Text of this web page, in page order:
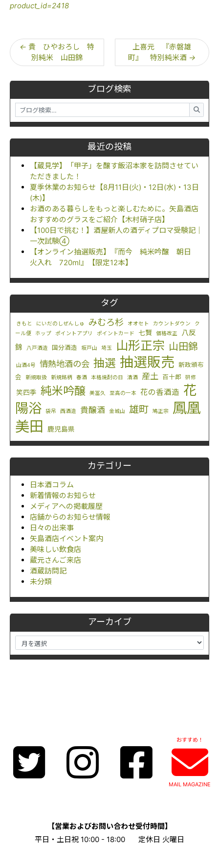
ブログ検索
最近の投稿
【蔵見学】「甲子」を醸す飯沼本家を訪問させてい
ただきました！
夏季休業のお知らせ【8月11日(火)・12日(水)・13日
(木)】
お酒のある暮らしをもっと楽しむために。矢島酒店
おすすめのグラスをご紹介【木村硝子店】
【100日で挑む！】酒屋新人の酒ディプロマ受験記｜
一次試験④
【オンライン抽選販売】『而今 純米吟醸 朝日
火入れ 720ml』【限定12本】
タグ
きもと にいだのしぜんしゅ みむろ杉 オオセト カウントダウン
ク
ール便
ホップ ポイントアプリ ポイントカード 七賢 価格改正
八反
錦
八戸酒造 国分酒造 坂戸山 埼玉 山形正宗 山田錦
山酒4号 情熱地酒の会 抽選 抽選販売 新政頒布
会
新規取扱 新規銘柄 春酒 本格焼酎の日 清酒 産土 百十郎 研修
笑四季 純米吟醸 美冨久 至高の一本 花の香酒造 花
陽浴
袋吊 西酒造 貴醸酒 金城山 雄町 鳩正宗
鳳凰
美田
鹿児島県
カテゴリー
日本酒コラム
新着情報のお知らせ
メディアへの掲載履歴
店舗からのお知らせ情報
日々の出来事
矢島酒店イベント案内
美味しい飲食店
蔵元さんご来店
酒蔵訪問記
未分類
アーカイブ
product_id=2418
← 貴 ひやおろし 特
別純米 山田錦
上喜元 『赤磐雄
町』 特別純米酒 →
おすすめ！
MAIL MAGAZINE
【営業およびお問い合わせ受付時間】
平日・土日祝 10:00 - 18:00
定休日 火曜日